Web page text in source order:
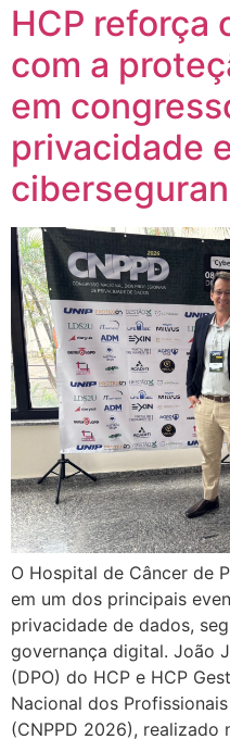
HCP reforça
com a
em
privacidade
O Hospital de Câncer de
em um dos principais
privacidade de dados,
governança digital. João
(DPO) do HCP e HCP
Nacional dos
(CNPPD 2026),